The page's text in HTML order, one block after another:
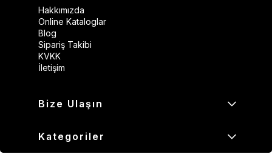
Hakkımızda
Online Kataloglar
Blog
Sipariş Takibi
KVKK
İletişim
Bize Ulaşın
Kategoriler